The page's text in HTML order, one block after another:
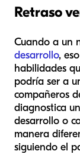
Retraso
Cuando a un
desarrollo,
habilidades
podría ser a
compañeros
diagnostica
desarrollo o
manera
siguiendo el